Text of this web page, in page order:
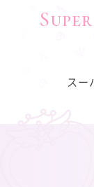
スー